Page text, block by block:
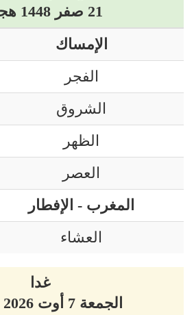
21 صفر 1448 هجري
الإمساك
الفجر
الشروق
الظهر
العصر
المغرب - الإفطار
العشاء
غدا
الجمعة 7 أوت 2026 ميلادي